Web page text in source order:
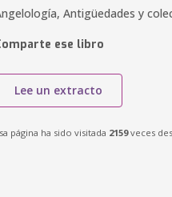
Antigüedades y
ese libro
Lee un extracto
página ha sido visitada 2159veces